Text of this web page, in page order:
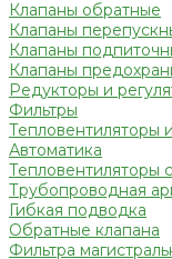
Клапаны обратные
Клапаны
Клапаны
Клапаны
Редукторы и
Фильтры
Тепловентиляторы
Автоматика
Тепловентиляторы
Трубопроводная
Гибкая подводка
Обратные клапана
Фильтра